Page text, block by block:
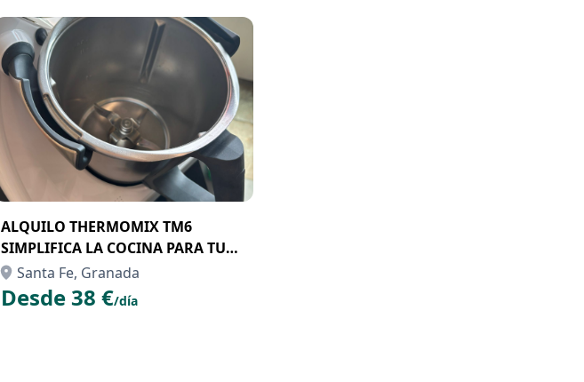
ALQUILO THERMOMIX TM6
SIMPLIFICA LA COCINA PARA TU
EVENTO
Santa Fe, Granada
Desde 38 €/día